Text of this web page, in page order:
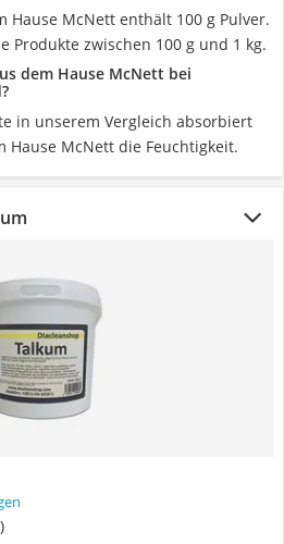
Hause McNett enthält 100 g Pulver.
Produkte zwischen 100 g und 1 kg.
dem Hause McNett bei
in unserem Vergleich absorbiert
Hause McNett die Feuchtigkeit.
)